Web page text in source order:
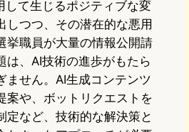
して生じるポジティブな変
しつつ、その潜在的な悪用
挙職員が大量の情報公開請
は、AI技術の進歩がもたら
ません。AI生成コンテンツ
案や、ボットリクエストを
定など、技術的な解決策と